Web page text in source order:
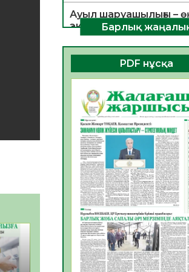
Ауыл шаруашылығы –
экономикасының
тірегі
06.08.2026
ҚОҒАМДЫҚ
ЕЛ ДАМУЫНЫҢ НЕГІЗІ
06.08.2026
ҚҰРЫЛТАЙ САЙЛАУЫ
БОЛАШАҚҚА БАСТАР
ЖАУАПТЫ ТАҢДАУ
06.08.2026
Инфекциялық
қарсы иммундау
жұмыстарының
06.08.2026
Көкжөтел ауруы
Барлық
PDF нұсқа